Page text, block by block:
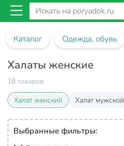
Каталог Одежда, обувь
Халаты женские
18 товаров
Халат женский
Халат мужской
Выбранные фильтры: